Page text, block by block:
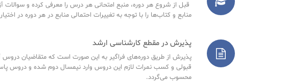
قبل از شروع هر دوره، منبع امتحانی هر درس را معرفی کرده و
منابع و کتاب‌ها را با توجه به تغییرات احتمالی منابع در هر دوره در
پذیرش در مقطع کارشناسی ارشد
پذیرش از طریق دوره‌های فراگیر به این صورت است که متقاضیان دروس
قبولی و کسب نمرات لازم این دروس وارد نیمسال دوم شده و دروس
محسوب می‌گردد.